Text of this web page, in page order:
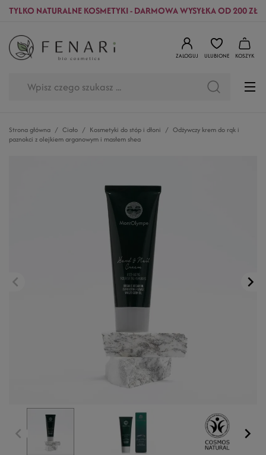
TYLKO NATURALNE KOSMETYKI - DARMOWA WYSYŁKA OD 200 ZŁ
ZALOGUJ ULUBIONE KOSZYK
Strona główna Ciało Kosmetyki do stóp i dłoni
Odżywczy krem do rąk i
paznokci z olejkiem arganowym i masłem shea